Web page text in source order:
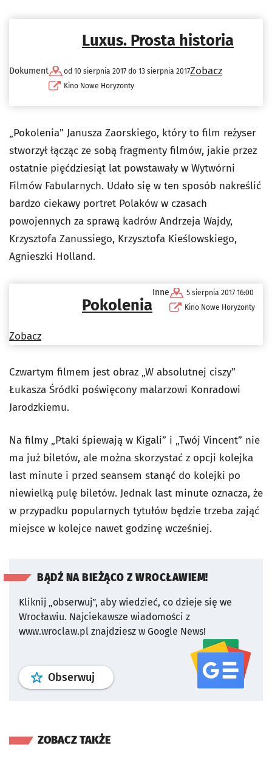
Luxus. Prosta historia
Dokument
od 10 sierpnia 2017 do 13 sierpnia 2017
Kino Nowe Horyzonty
Zobacz
„Pokolenia” Janusza Zaorskiego, który to film reżyser
stworzył łącząc ze sobą fragmenty filmów, jakie przez
ostatnie pięćdziesiąt lat powstawały w Wytwórni
Filmów Fabularnych. Udało się w ten sposób nakreślić
bardzo ciekawy portret Polaków w czasach
powojennych za sprawą kadrów Andrzeja Wajdy,
Krzysztofa Zanussiego, Krzysztofa Kieślowskiego,
Agnieszki Holland.
Pokolenia
Inne
5 sierpnia 2017 16:00
Kino Nowe Horyzonty
Zobacz
Czwartym filmem jest obraz „W absolutnej ciszy”
Łukasza Śródki poświęcony malarzowi Konradowi
Jarodzkiemu.
Na filmy „Ptaki śpiewają w Kigali” i „Twój Vincent” nie
ma już biletów, ale można skorzystać z opcji kolejka
last minute i przed seansem stanąć do kolejki po
niewielką pulę biletów. Jednak last minute oznacza, że
w przypadku popularnych tytułów będzie trzeba zająć
miejsce w kolejce nawet godzinę wcześniej.
BĄDŹ NA BIEŻĄCO Z WROCŁAWIEM!
Kliknij „obserwuj”, aby wiedzieć, co dzieje się we
Wrocławiu. Najciekawsze wiadomości z
www.wroclaw.pl znajdziesz w Google News!
Obserwuj profil serwisu
ZOBACZ TAKŻE